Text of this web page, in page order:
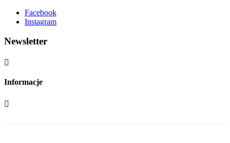
Facebook
Instagram
Newsletter

Informacje
